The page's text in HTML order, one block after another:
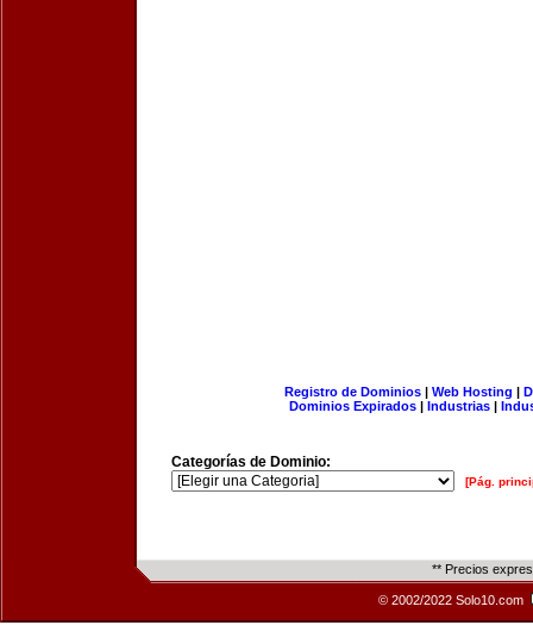
Registro de Dominios| Web Hosting |
Dominios Expirados | Industrias |
Categorías de Dominio:
[Pág.
** Precios
© 2002/2022 Solo10.com